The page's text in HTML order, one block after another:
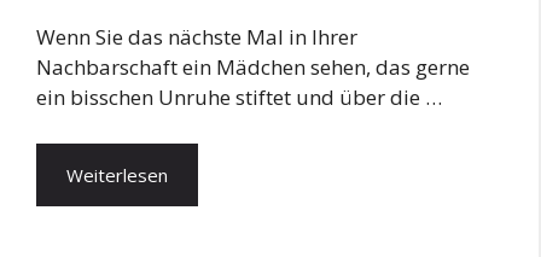
Wenn Sie das nächste Mal in Ihrer
Nachbarschaft ein Mädchen sehen, das gerne
ein bisschen Unruhe stiftet und über die …
Weiterlesen